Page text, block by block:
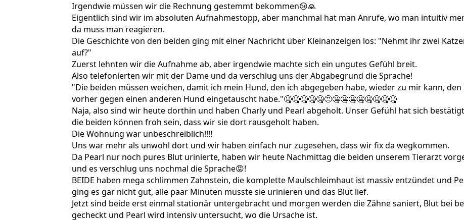
Irgendwie müssen wir die Rechnung gestemmt bekommen😢🙏
Eigentlich sind wir im absoluten Aufnahmestopp, aber manchmal hat man Anrufe, wo man intuitiv
da muss man reagieren.
Die Geschichte von den beiden ging mit einer Nachricht über Kleinanzeigen los: "Nehmt ihr zwei
auf?"
Zuerst lehnten wir die Aufnahme ab, aber irgendwie machte sich ein ungutes Gefühl breit.
Also telefonierten wir mit der Dame und da verschlug uns der Abgabegrund die Sprache!
"Die beiden müssen weichen, damit ich mein Hund, den ich abgegeben habe, wieder zu mir kann, den
vorher gegen einen anderen Hund eingetauscht habe."🤐🤐🤐🤐🤐😒🤐🤐🤐🤐🤐🤐🤐🤐
Naja, also sind wir heute dorthin und haben Charly und Pearl abgeholt. Unser Gefühl hat sich
die beiden können froh sein, dass wir sie dort rausgeholt haben.
Die Wohnung war unbeschreiblich!!!!
Uns war mehr als unwohl dort und wir haben einfach nur zugesehen, dass wir fix da wegkommen.
Da Pearl nur noch pures Blut urinierte, haben wir heute Nachmittag die beiden unserem Tierarzt
und es verschlug uns nochmal die Sprache😡!
BEIDE haben mega schlimmen Zahnstein, die komplette Maulschleimhaut ist massiv entzündet und
ging es gar nicht gut, alle paar Minuten musste sie urinieren und das Blut lief.
Jetzt sind beide erst einmal stationär untergebracht und morgen werden die Zähne saniert, Blut bei
gecheckt und Pearl wird intensiv untersucht, wo die Ursache ist.